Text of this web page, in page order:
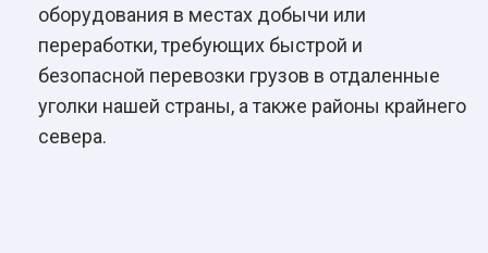
оборудования в местах добычи или
переработки, требующих быстрой и
безопасной перевозки грузов в отдаленные
уголки нашей страны, а также районы крайнего
севера.